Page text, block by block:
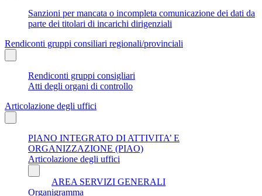
Sanzioni per mancata o incompleta comunicazione dei dati da
parte dei titolari di incarichi dirigenziali
Rendiconti gruppi consiliari regionali/provinciali
Rendiconti gruppi consigliari
Atti degli organi di controllo
Articolazione degli uffici
PIANO INTEGRATO DI ATTIVITA’ E
ORGANIZZAZIONE (PIAO)
Articolazione degli uffici
AREA SERVIZI GENERALI
Organigramma